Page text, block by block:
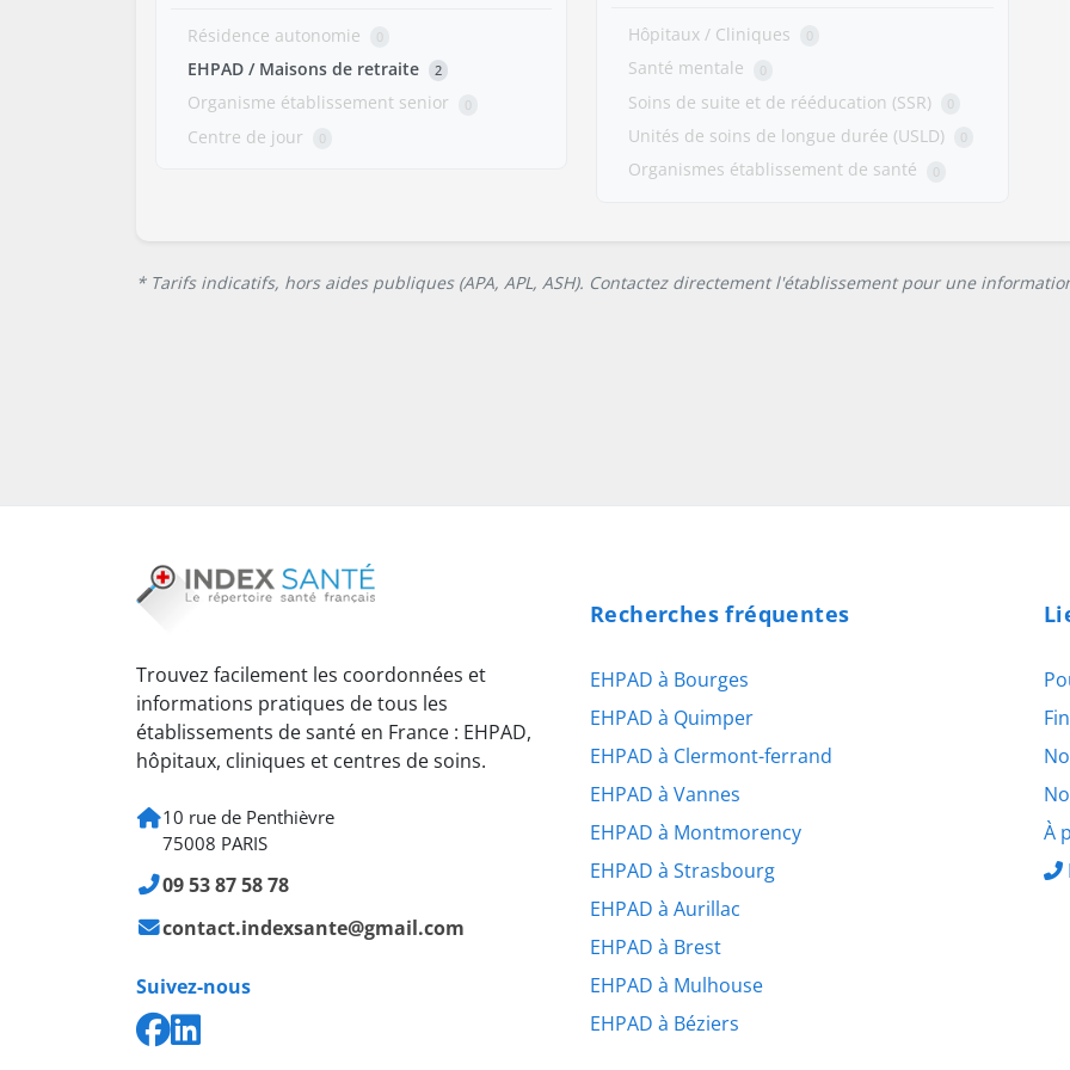
Résidence autonomie 0
EHPAD / Maisons de retraite 2
Organisme établissement senior 0
Centre de jour 0
Hôpitaux / Cliniques 0
Santé mentale 0
Soins de suite et de rééducation (SSR) 0
Unités de soins de longue durée (USLD) 0
Organismes établissement de santé 0
* Tarifs indicatifs, hors aides publiques (APA, APL, ASH). Contactez directement l'établissement pour une
Trouvez facilement les coordonnées et
informations pratiques de tous les
établissements de santé en France : EHPAD,
hôpitaux, cliniques et centres de soins.
10 rue de Penthièvre
75008 PARIS
09 53 87 58 78
contact.indexsante@gmail.com
Suivez-nous
Recherches fréquentes
EHPAD à Bourges
EHPAD à Quimper
EHPAD à Clermont-ferrand
EHPAD à Vannes
EHPAD à Montmorency
EHPAD à Strasbourg
EHPAD à Aurillac
EHPAD à Brest
EHPAD à Mulhouse
EHPAD à Béziers
À